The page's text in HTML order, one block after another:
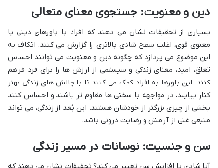
دین و معنویت: جستجوی معنای متعالی
بسیاری از تحقیقات نشان می دهند که افراد با باورهای دینی یا
معنوی قوی، اغلب سطح شادی بالاتری را گزارش می کنند. اتکاف به
این موضوع می پردازد که چگونه دین و معنویت می توانند احساس
تعلق، امید، معنای زندگی و سیستمی از ارزش ها را برای فرد فراهم
کنند. این باورها به افراد کمک می کنند تا با چالش های زندگی بهتر
کنار بیایند، در مواجهه با سختی ها مقاوم تر باشند و احساس کنند
بخشی از چیزی بزرگتر از خودشان هستند. این بُعد از زندگی، می تواند
منبعی غنی از آرامش و رضایت درونی باشد.
سن و جنسیت: نوسانات در مسیر زندگی